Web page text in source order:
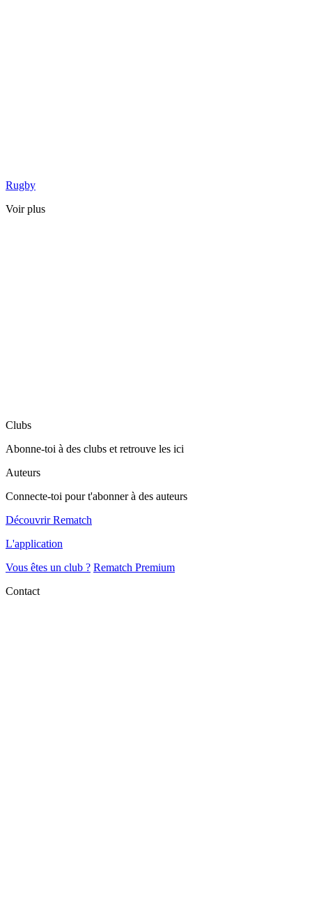
Rugby
Voir plus
Clubs
Abonne-toi à des clubs et retrouve les ici
Auteurs
Connecte-toi pour t'abonner à des auteurs
Découvrir Rematch
L'application
Vous êtes un club ? Rematch Premium
Contact